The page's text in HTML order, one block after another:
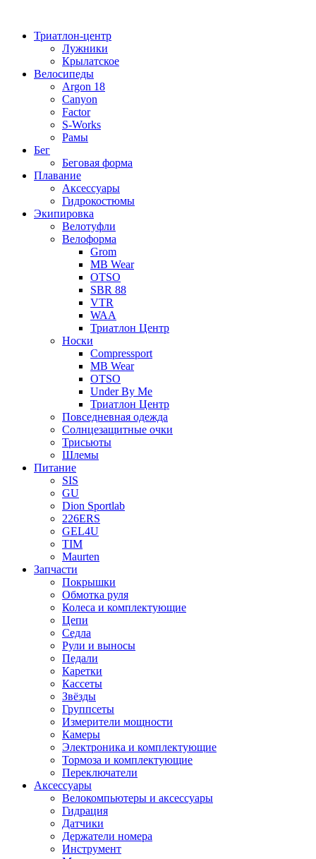
содержимому
Триатлон-центр
Лужники
Крылатское
Велосипеды
Argon 18
Canyon
Factor
S-Works
Рамы
Бег
Беговая форма
Плавание
Аксессуары
Гидрокостюмы
Экипировка
Велотуфли
Велоформа
Grom
MB Wear
OTSO
SBR 88
VTR
WAA
Триатлон Центр
Носки
Compressport
MB Wear
OTSO
Under By Me
Триатлон Центр
Повседневная одежда
Солнцезащитные очки
Трисьюты
Шлемы
Питание
SIS
GU
Dion Sportlab
226ERS
GEL4U
TIM
Maurten
Запчасти
Покрышки
Обмотка руля
Колеса и комплектующие
Цепи
Седла
Рули и выносы
Педали
Каретки
Кассеты
Звёзды
Группсеты
Измерители мощности
Камеры
Электроника и комплектующие
Тормоза и комплектующие
Переключатели
Аксессуары
Велокомпьютеры и аксессуары
Гидрация
Датчики
Держатели номера
Инструмент